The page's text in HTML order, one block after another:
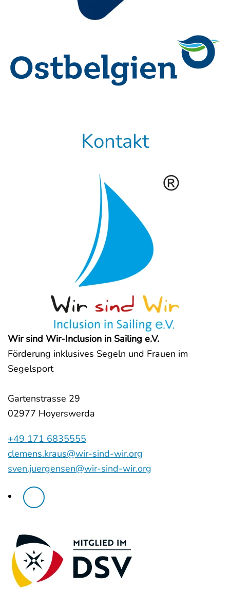
Kontakt
Wir sind Wir-Inclusion in Sailing e.V.
Förderung inklusives Segeln und Frauen im
Segelsport
Gartenstrasse 29
02977 Hoyerswerda
+49 171 6835555
clemens.kraus@wir-sind-wir.org
sven.juergensen@wir-sind-wir.org